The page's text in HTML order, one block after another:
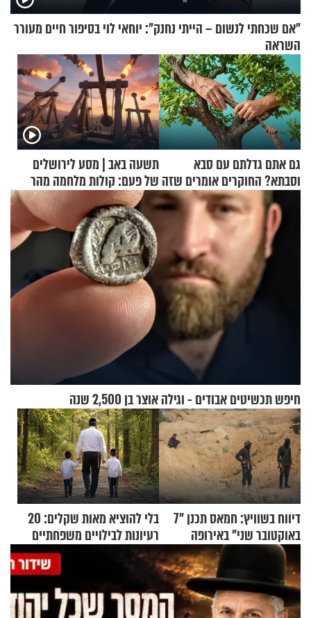
"אם שכחתי לנשום – הייתי נחנק": יוחאי לוי בסיפור חיים מעורר
השראה
גם אתם גדלתם עם סבא
וסבתא? החוקרים אומרים שזה
מתכון מנצח
תשעה באב | מסע לירושלים
של פעם: קולות מלחמה מהר
הזיתים
חיפש תכשיטים אבודים - וגילה אוצר בן 2,500 שנה
דיווח בשוויץ: חמאס תכנן "7
באוקטובר שני" באירופה
בלי להוציא מאות שקלים: 20
רעיונות לבילויים משפחתיים
כמעט בחינם